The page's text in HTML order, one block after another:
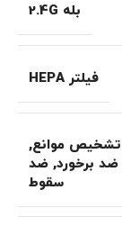
بله 2.4G
فیلتر HEPA
تشخیص موانع,
ضد برخورد, ضد
سقوط